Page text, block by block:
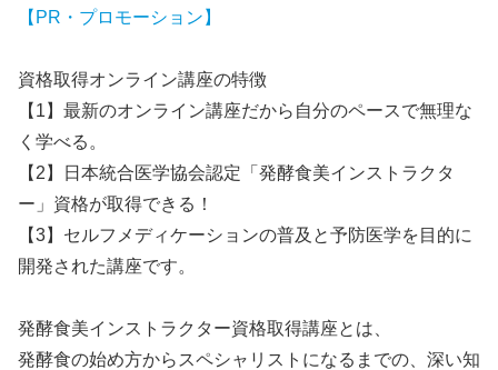
【PR・プロモーション】
資格取得オンライン講座の特徴
【1】最新のオンライン講座だから自分のペースで無理な
く学べる。
【2】日本統合医学協会認定「発酵食美インストラクタ
ー」資格が取得できる！
【3】セルフメディケーションの普及と予防医学を目的に
開発された講座です。
発酵食美インストラクター資格取得講座とは、
発酵食の始め方からスペシャリストになるまでの、深い知